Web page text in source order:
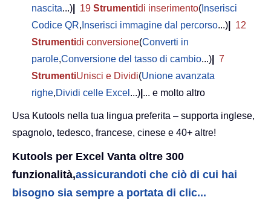
nascita...) 19 Strumentidi inserimento( Inserisci
Codice QR, Inserisci immagine dal percorso...)
12
Strumentidi conversione(Converti in
parole,Conversione del tasso di cambio...)
7
StrumentiUnisci e Dividi(Unione avanzata
righe,Dividi celle Excel ...) ... e molto altro
Usa Kutools nella tua lingua preferita – supporta inglese,
spagnolo, tedesco, francese, cinese e 40+ altre!
Kutools per Excel Vanta oltre 300
funzionalità,assicurandoti che ciò di cui hai
bisogno sia sempre a portata di clic...